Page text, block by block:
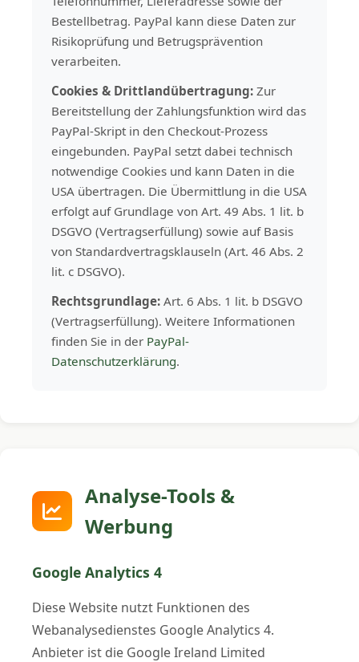
Bestellbetrag. PayPal kann diese Daten zur
Risikoprüfung und Betrugsprävention
verarbeiten.
Cookies & Drittlandübertragung: Zur
Bereitstellung der Zahlungsfunktion wird das
PayPal-Skript in den Checkout-Prozess
eingebunden. PayPal setzt dabei technisch
notwendige Cookies und kann Daten in die
USA übertragen. Die Übermittlung in die USA
erfolgt auf Grundlage von Art. 49 Abs. 1 lit. b
DSGVO (Vertragserfüllung) sowie auf Basis
von Standardvertragsklauseln (Art. 46 Abs. 2
lit. c DSGVO).
Rechtsgrundlage: Art. 6 Abs. 1 lit. b DSGVO
(Vertragserfüllung). Weitere Informationen
finden Sie in der PayPal-
Datenschutzerklärung.
Analyse-Tools &
Werbung
Google Analytics 4
Diese Website nutzt Funktionen des
Webanalysedienstes Google Analytics 4.
Anbieter ist die Google Ireland Limited